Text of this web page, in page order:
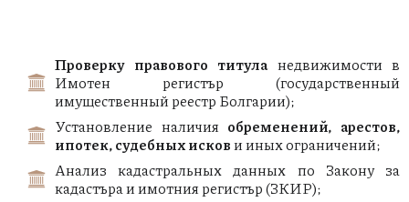
Проверку правового титуланедвижимости в
Имотен регистър (государственный
имущественный реестр Болгарии);
Установление наличия обременений, арестов,
ипотек, судебных искови иных ограничений;
Анализ кадастральных данных по Закону за
кадастъра и имотния регистър (ЗКИР);